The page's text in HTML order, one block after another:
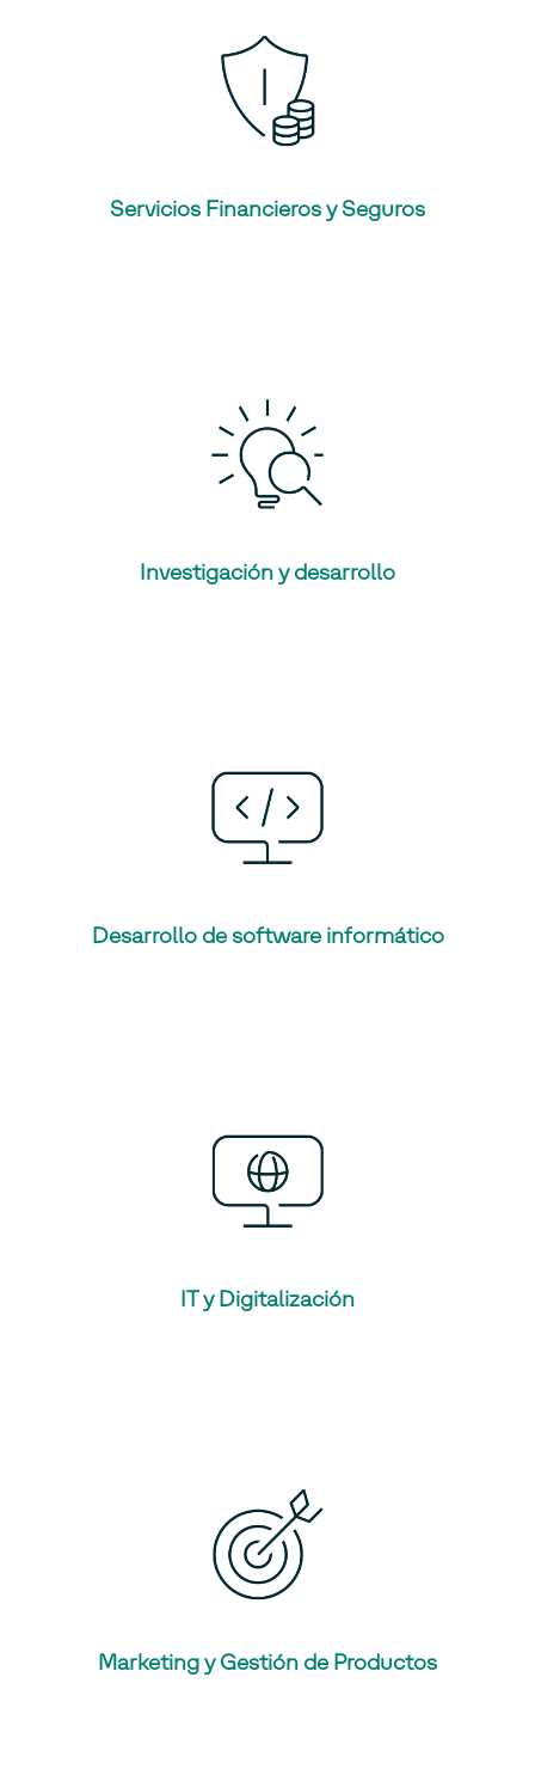
Servicios Financieros y Seguros
Investigación y desarrollo
Desarrollo de software informático
IT y Digitalización
Marketing y Gestión de Productos